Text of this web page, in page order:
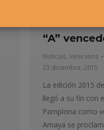
“A”
Noticias, Veteranos
23 diciembre, 2015
La edición 2015
llegó a su fin con
Pamplona como
Amaya se